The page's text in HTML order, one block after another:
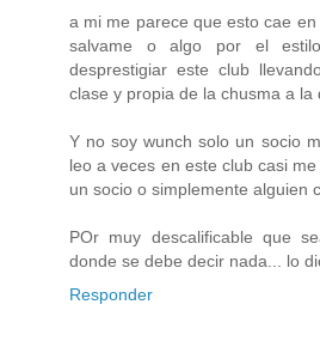
a mi me parece que esto cae
salvame o algo por el
desprestigiar este club
clase y propia de la chusma a la
Y no soy wunch solo un socio
leo a veces en este club casi
un socio o simplemente alguien
POr muy descalificable que
donde se debe decir nada... lo
Responder